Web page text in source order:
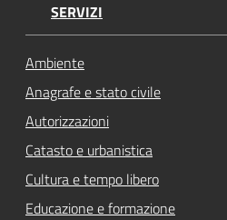
SERVIZI
Ambiente
Anagrafe e stato civile
Autorizzazioni
Catasto e urbanistica
Cultura e tempo libero
Educazione e formazione